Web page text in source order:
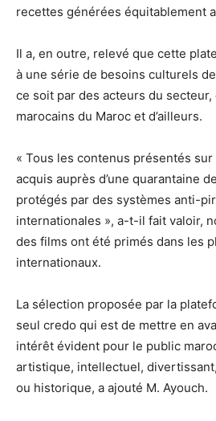
recettes générées équitablement
Il a, en outre, relevé que cette
à une série de besoins culturels
ce soit par des acteurs du
marocains du Maroc et d’ailleurs.
« Tous les contenus présentés
acquis auprès d’une quarantaine
protégés par des systèmes anti-
internationales », a-t-il fait valoir,
des films ont été primés dans les
internationaux.
La sélection proposée par la
seul credo qui est de mettre en
intérêt évident pour le public
artistique, intellectuel,
ou historique, a ajouté M. Ayouch.